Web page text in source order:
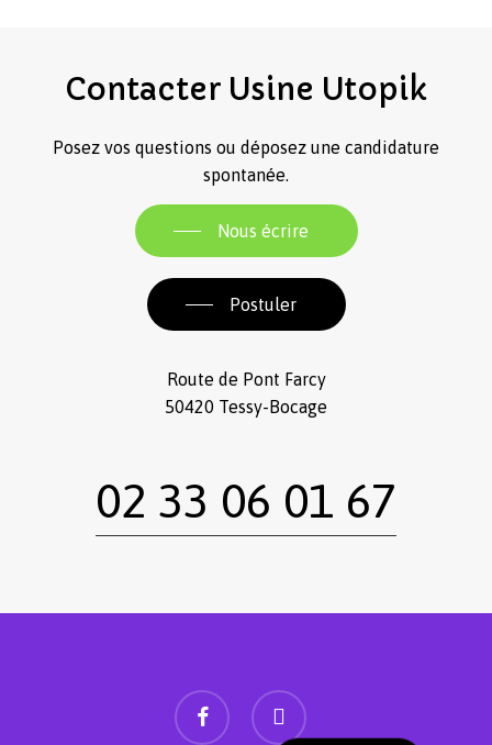
Contacter Usine Utopik
Posez vos questions ou déposez une candidature
spontanée.
Nous écrire
Postuler
Route de Pont Farcy
50420 Tessy-Bocage
02 33 06 01 67
facebook instagram